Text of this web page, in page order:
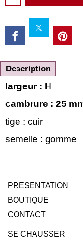
Description
largeur : H
cambrure : 25
tige : cuir
semelle : gomme
PRESENTATION
BOUTIQUE
CONTACT
SE CHAUSSER